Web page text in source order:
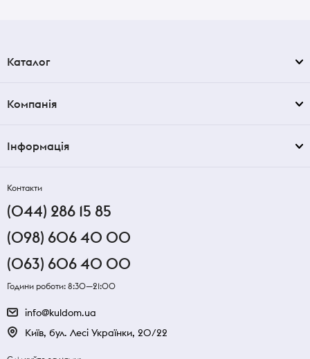
Каталог
Компанія
Інформація
Контакти
(044) 286 15 85
(098) 606 40 00
(063) 606 40 00
Години роботи: 8:30—21:00
info@kuldom.ua
Київ, бул. Лесі Українки, 20/22